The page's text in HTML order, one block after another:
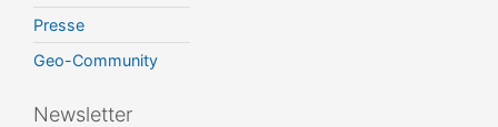
Presse
Geo-Community
Newsletter